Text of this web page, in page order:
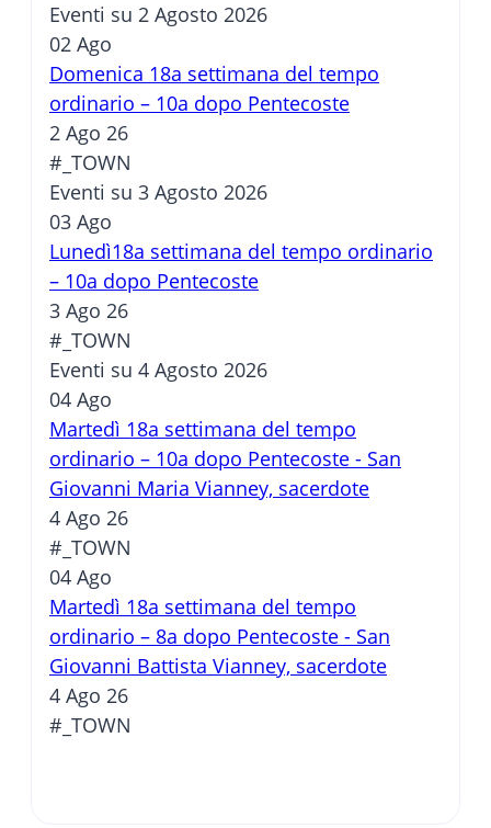
Eventi su 2 Agosto 2026
02 Ago
Domenica 18a settimana del tempo
ordinario – 10a dopo Pentecoste
2 Ago 26
#_TOWN
Eventi su 3 Agosto 2026
03 Ago
Lunedì18a settimana del tempo ordinario
– 10a dopo Pentecoste
3 Ago 26
#_TOWN
Eventi su 4 Agosto 2026
04 Ago
Martedì 18a settimana del tempo
ordinario – 10a dopo Pentecoste - San
Giovanni Maria Vianney, sacerdote
4 Ago 26
#_TOWN
04 Ago
Martedì 18a settimana del tempo
ordinario – 8a dopo Pentecoste - San
Giovanni Battista Vianney, sacerdote
4 Ago 26
#_TOWN